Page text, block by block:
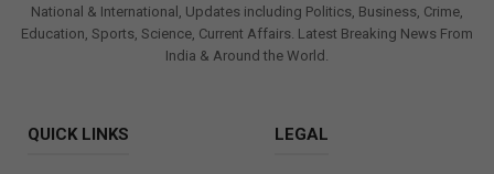
National & International, Updates including Politics, Business, Crime,
Education, Sports, Science, Current Affairs. Latest Breaking News From
India & Around the World.
QUICK LINKS LEGAL